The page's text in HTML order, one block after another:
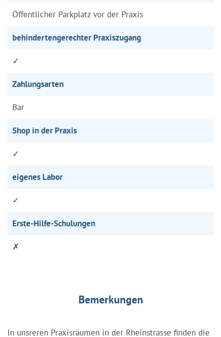
Öffentlicher Parkplatz vor der Praxis
behindertengerechter Praxiszugang
✓
Zahlungsarten
Bar
Shop in der Praxis
✓
eigenes Labor
✓
Erste-Hilfe-Schulungen
✗
Bemerkungen
In unsreren Praxisräumen in der Rheinstrasse finden die